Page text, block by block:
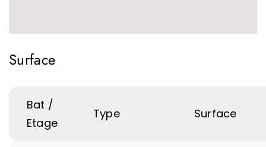
Surface
Bat /
Etage
Type Surface